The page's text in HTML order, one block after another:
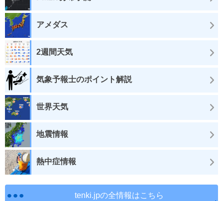
アメダス
2週間天気
気象予報士のポイント解説
世界天気
地震情報
熱中症情報
tenki.jpの全情報はこちら